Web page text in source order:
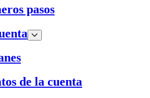
pasos
de la cuenta